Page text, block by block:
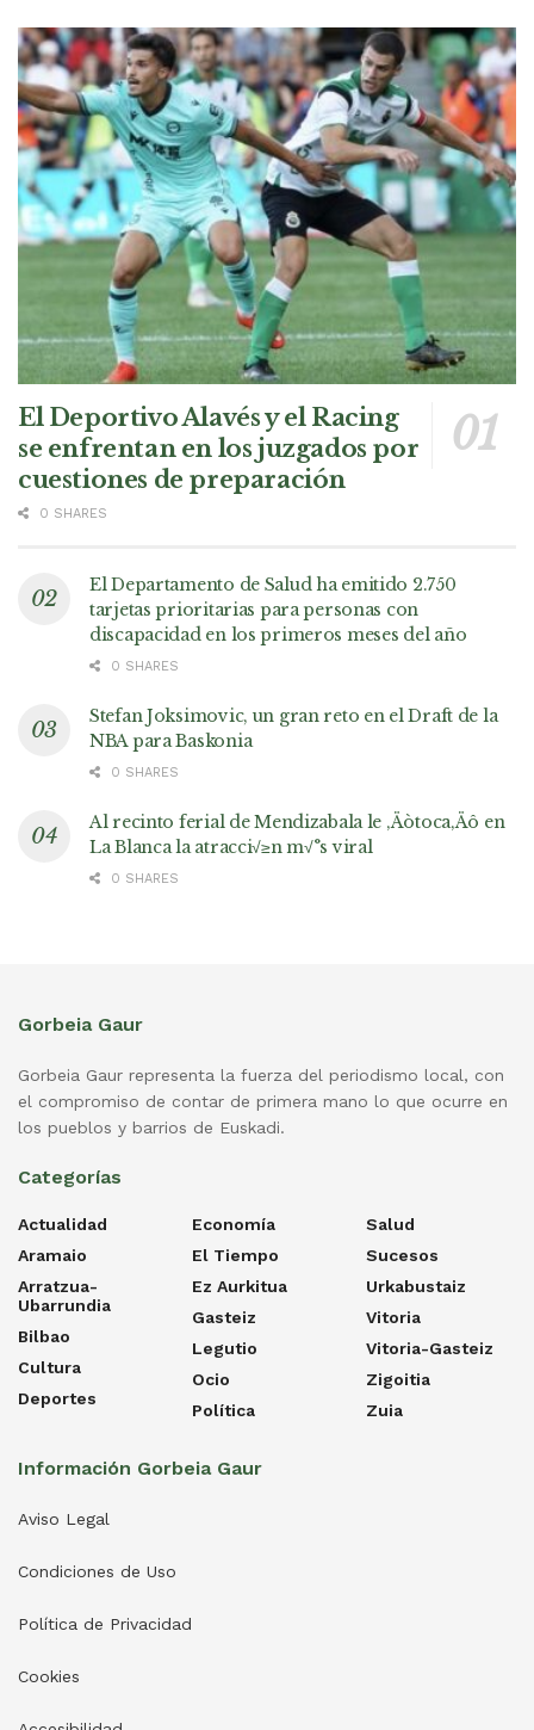
El Deportivo Alavés y el Racing
se enfrentan en los juzgados por
cuestiones de preparación
0 SHARES
El Departamento de Salud ha emitido 2.750
tarjetas prioritarias para personas con
discapacidad en los primeros meses del año
0 SHARES
Stefan Joksimovic, un gran reto en el Draft de la
NBA para Baskonia
0 SHARES
Al recinto ferial de Mendizabala le ‚Äòtoca‚Äô en
La Blanca la atracci√≥n m√°s viral
0 SHARES
Gorbeia Gaur
Gorbeia Gaur representa la fuerza del periodismo local, con
el compromiso de contar de primera mano lo que ocurre en
los pueblos y barrios de Euskadi.
Categorías
Actualidad
Aramaio
Arratzua-
Ubarrundia
Bilbao
Cultura
Deportes
Economía
El Tiempo
Ez Aurkitua
Gasteiz
Legutio
Ocio
Política
Salud
Sucesos
Urkabustaiz
Vitoria
Vitoria-Gasteiz
Zigoitia
Zuia
Información Gorbeia Gaur
Aviso Legal
Condiciones de Uso
Política de Privacidad
Cookies